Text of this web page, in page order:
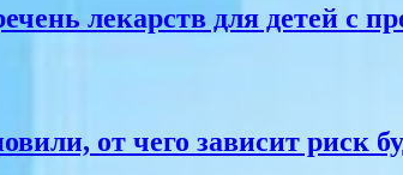
лекарств для детей с
от чего зависит риск